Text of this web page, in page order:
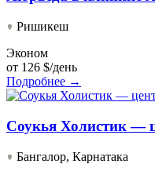
Ришикеш
Эконом
от 126 $/день
Подробнее →
Соукья Холистик —
Бангалор, Карнатака